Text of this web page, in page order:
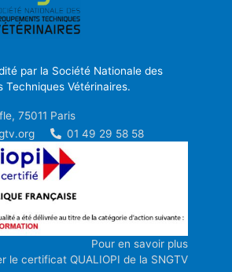
par la Société Nationale des
Techniques Vétérinaires.
75011 Paris
01 49 29 58 58
Pour en savoir plus
le certificat QUALIOPI de la SNGTV